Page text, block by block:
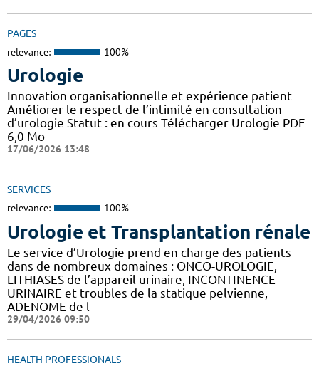
PAGES
relevance: 100%
Urologie
Innovation organisationnelle et expérience patient
Améliorer le respect de l’intimité en consultation
d’urologie Statut : en cours Télécharger Urologie PDF
6,0 Mo
17/06/2026 13:48
SERVICES
relevance: 100%
Urologie et Transplantation rénale
Le service d’Urologie prend en charge des patients
dans de nombreux domaines : ONCO-UROLOGIE,
LITHIASES de l’appareil urinaire, INCONTINENCE
URINAIRE et troubles de la statique pelvienne,
ADENOME de l
29/04/2026 09:50
HEALTH PROFESSIONALS